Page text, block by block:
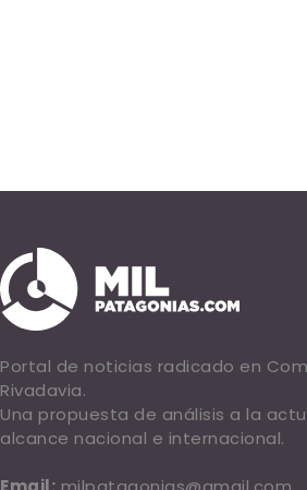
Portal de noticias radicado en
Rivadavia.
Una propuesta de análisis a la
alcance nacional e internacional.